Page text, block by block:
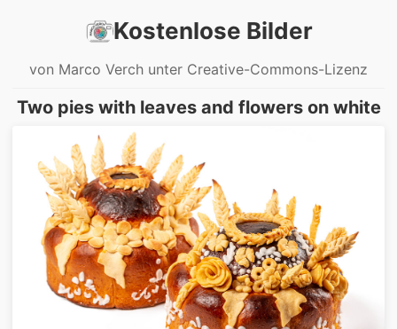
Kostenlose Bilder
von Marco Verch unter Creative-Commons-Lizenz
Two pies with leaves and flowers on white